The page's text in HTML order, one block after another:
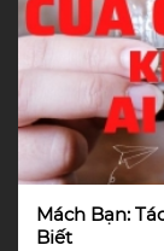
Mách Bạn:
Biết